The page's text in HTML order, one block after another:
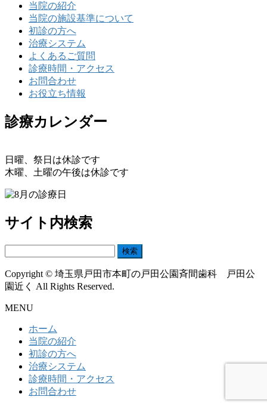
当院の紹介
当院の施設基準について
初診の方へ
治療システム
よくあるご質問
診療時間・アクセス
お問合わせ
お役立ち情報
診療カレンダー
日曜、祭日は休診です
木曜、土曜の午後は休診です
サイト内検索
Copyright © 埼玉県戸田市本町の戸田公園斉間歯科 戸田公
園近く All Rights Reserved.
MENU
ホーム
当院の紹介
初診の方へ
治療システム
診療時間・アクセス
お問合わせ